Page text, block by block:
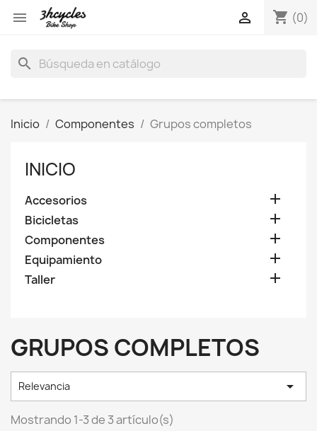
 shopping_cart (0)

search
Inicio Componentes Grupos completos
INICIO
Accesorios 
Bicicletas 
Componentes 
Equipamiento 
Taller 
GRUPOS COMPLETOS
Relevancia 
Mostrando 1-3 de 3 artículo(s)